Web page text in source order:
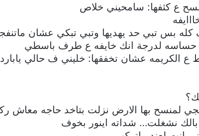
ع كثفها: سامحيني خلاص
بس تبي حد يهديها وتبي تبكي عشان
لدرجة انك خايفه ع طرف باسطي
ع الكريمه عشان تخفقها: خليني ف حالي يابارد
تجي لمنسح بها الارض نزلت بتاخد حاجه معاش
نشغلت… شداته اينور بخوف